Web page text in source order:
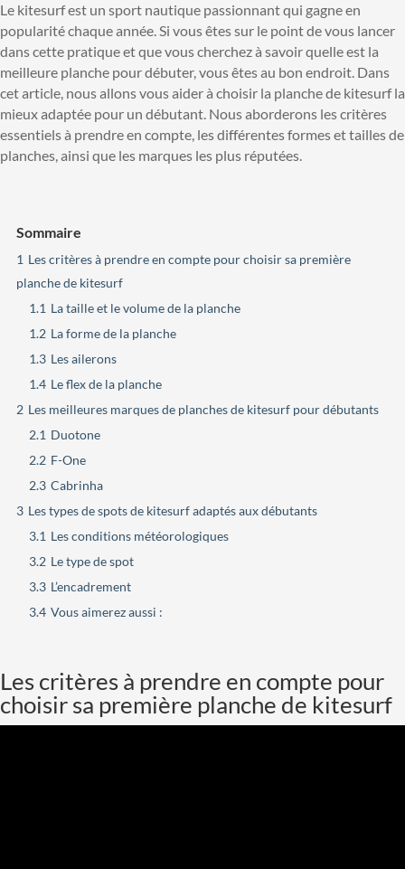
Le kitesurf est un sport nautique passionnant qui gagne en
popularité chaque année. Si vous êtes sur le point de vous lancer
dans cette pratique et que vous cherchez à savoir quelle est la
meilleure planche pour débuter, vous êtes au bon endroit. Dans
cet article, nous allons vous aider à choisir la planche de kitesurf la
mieux adaptée pour un débutant. Nous aborderons les critères
essentiels à prendre en compte, les différentes formes et tailles de
planches, ainsi que les marques les plus réputées.
Sommaire
1 Les critères à prendre en compte pour choisir sa première
planche de kitesurf
1.1 La taille et le volume de la planche
1.2 La forme de la planche
1.3 Les ailerons
1.4 Le flex de la planche
2 Les meilleures marques de planches de kitesurf pour débutants
2.1 Duotone
2.2 F-One
2.3 Cabrinha
3 Les types de spots de kitesurf adaptés aux débutants
3.1 Les conditions météorologiques
3.2 Le type de spot
3.3 L’encadrement
3.4 Vous aimerez aussi :
Les critères à prendre en compte pour
choisir sa première planche de kitesurf